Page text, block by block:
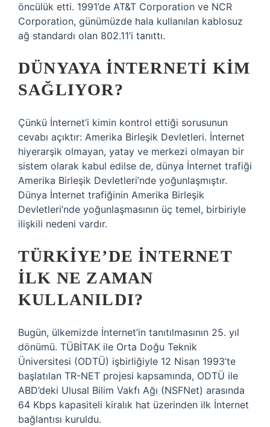
öncülük etti. 1991’de AT&T Corporation ve NCR
Corporation, günümüzde hala kullanılan kablosuz
ağ standardı olan 802.11’i tanıttı.
DÜNYAYA INTERNETI KIM
SAĞLIYOR?
Çünkü İnternet’i kimin kontrol ettiği sorusunun
cevabı açıktır: Amerika Birleşik Devletleri. İnternet
hiyerarşik olmayan, yatay ve merkezi olmayan bir
sistem olarak kabul edilse de, dünya İnternet trafiği
Amerika Birleşik Devletleri’nde yoğunlaşmıştır.
Dünya İnternet trafiğinin Amerika Birleşik
Devletleri’nde yoğunlaşmasının üç temel, birbiriyle
ilişkili nedeni vardır.
TÜRKIYE’DE INTERNET
ILK NE ZAMAN
KULLANILDI?
Bugün, ülkemizde İnternet’in tanıtılmasının 25. yıl
dönümü. TÜBİTAK ile Orta Doğu Teknik
Üniversitesi (ODTÜ) işbirliğiyle 12 Nisan 1993’te
başlatılan TR-NET projesi kapsamında, ODTÜ ile
ABD’deki Ulusal Bilim Vakfı Ağı (NSFNet) arasında
64 Kbps kapasiteli kiralık hat üzerinden ilk İnternet
bağlantısı kuruldu.